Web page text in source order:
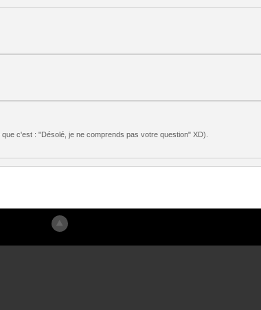
c'est : "Désolé, je ne comprends pas votre question" XD).